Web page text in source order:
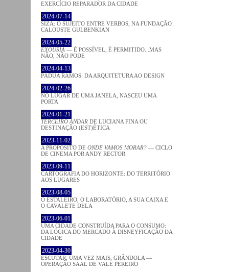
EXERCÍCIO REPARADOR DA CIDADE
2024-07-14
SIZA: O SUJEITO ENTRE VERBOS, NA FUNDAÇÃO
CALOUSTE GULBENKIAN
2024-05-22
EXOUSIA — É POSSÍVEL, É PERMITIDO...MAS
NÃO, NÃO PODE
2024-04-13
PÁDUA RAMOS: DA ARQUITETURA AO DESIGN
2024-02-26
NO LUGAR DE UMA JANELA, NASCEU UMA
PORTA
2024-01-21
TERCEIRO ANDAR DE LUCIANA FINA OU
DESTINAÇÃO (EST)ÉTICA
2023-11-02
A PROPÓSITO DE ONDE VAMOS MORAR? — CICLO
DE CINEMA POR ANDY RECTOR
2023-09-11
CARTOGRAFIA DO HORIZONTE: DO TERRITÓRIO
AOS LUGARES
2023-08-05
O ESTALEIRO, O LABORATÓRIO, A SUA CAIXA E
O CAVALETE DELA
2023-06-01
UMA CIDADE CONSTRUÍDA PARA O CONSUMO:
DA LÓGICA DO MERCADO À DISNEYFICAÇÃO DA
CIDADE
2023-04-30
ESCUTAR, UMA VEZ MAIS, GRÂNDOLA —
OPERAÇÃO SAAL DE VALE PEREIRO